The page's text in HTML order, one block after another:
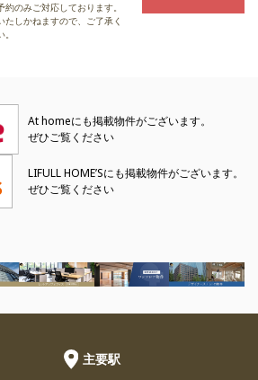
のみご対応しております。
しかねますので、ご了承く
At homeにも掲載物件がございます。
ぜひご覧ください
LIFULL HOME’Sにも掲載物件がございます。
ぜひご覧ください
主要駅